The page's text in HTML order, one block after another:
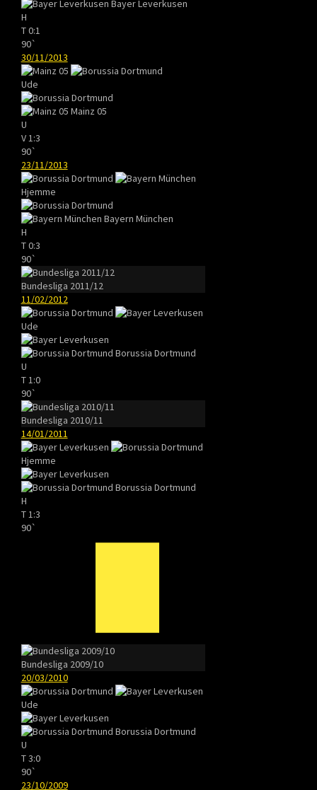
Bayer Leverkusen
H
T0:1
90`
30/11/2013
Ude
Mainz 05
U
V 1:3
90`
23/11/2013
Hjemme
Bayern München
H
T0:3
90`
Bundesliga 2011/12
11/02/2012
Ude
Borussia Dortmund
U
T 1:0
90`
Bundesliga 2010/11
14/01/2011
Hjemme
Borussia Dortmund
H
T 1:3
90`
Bundesliga 2009/10
20/03/2010
Ude
Borussia Dortmund
U
T3:0
90`
23/10/2009